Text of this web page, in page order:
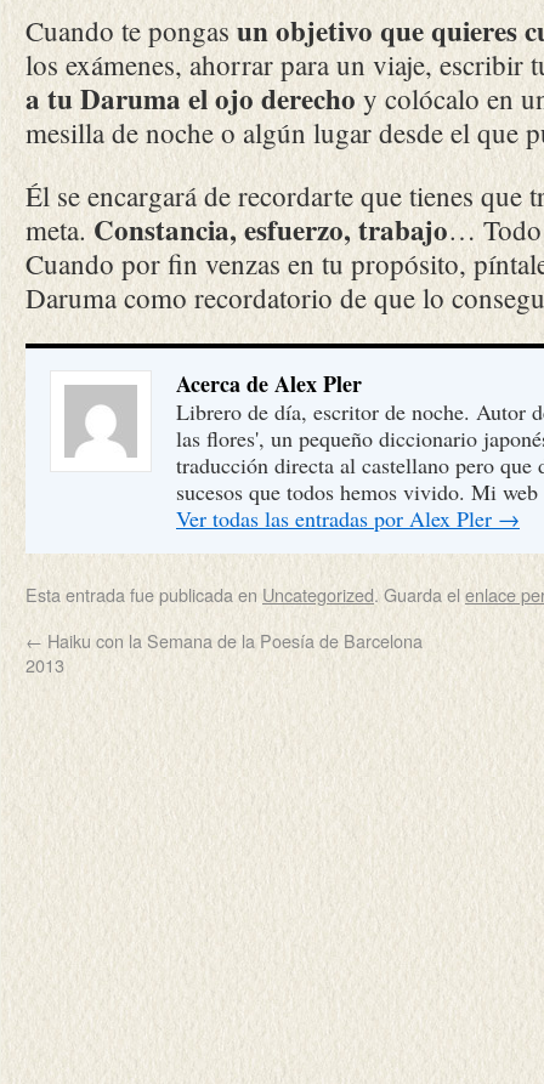
Cuando te pongas un objetivo que quieres
los exámenes, ahorrar para un viaje,
a tu Daruma el ojo derechoy colócalo en
mesilla de noche o algún lugar desde el que
Él se encargará de recordarte que tienes que
meta. Constancia, esfuerzo, trabajo… Todo
Cuando por fin venzas en tu propósito,
Daruma como recordatorio de que lo
Acerca de Alex Pler
Librero de día, escritor de noche. Autor
las flores', un pequeño diccionario
traducción directa al castellano pero que
sucesos que todos hemos vivido. Mi
Ver todas las entradas por Alex Pler →
Esta entrada fue publicada en Uncategorized. Guarda el enlace
← Haiku con la Semana de la Poesía de Barcelona
2013